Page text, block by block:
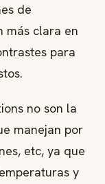
de
más clara en
para
no son la
manejan por
etc, ya que
y